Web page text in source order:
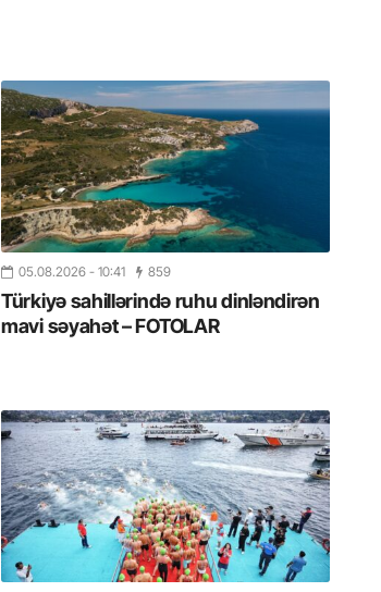
05.08.2026 - 10:41 859
Türkiyə sahillərində ruhu dinləndirən
mavi səyahət – FOTOLAR